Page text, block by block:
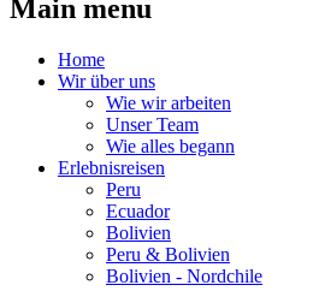
Main menu
Home
Wir über uns
Wie wir arbeiten
Unser Team
Wie alles begann
Erlebnisreisen
Peru
Ecuador
Bolivien
Peru & Bolivien
Bolivien - Nordchile